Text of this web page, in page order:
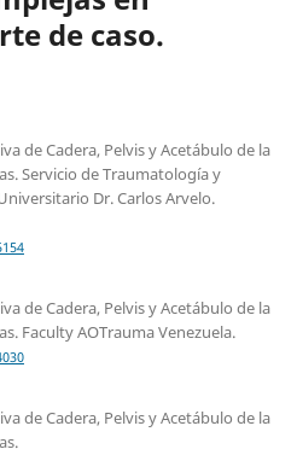
de caso.
de Cadera, Pelvis y Acetábulo de la
Servicio de Traumatología y
Dr. Carlos Arvelo.
de Cadera, Pelvis y Acetábulo de la
Faculty AOTrauma Venezuela.
de Cadera, Pelvis y Acetábulo de la